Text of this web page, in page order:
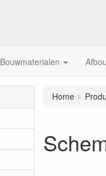
Bouwmaterialen
Home